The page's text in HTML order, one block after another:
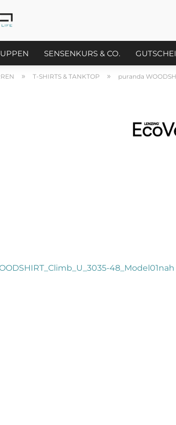
SENSENKURS & CO.
» T-SHIRTS & TANKTOP » puranda